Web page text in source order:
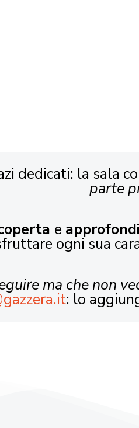
dedicati: la sala
parte
e
ogni sua
ma che non
: lo